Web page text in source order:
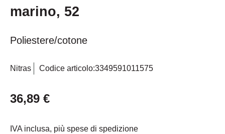
marino, 52
Poliestere/cotone
Nitras Codice articolo:3349591011575
36,89 €
IVA inclusa, più spese di spedizione